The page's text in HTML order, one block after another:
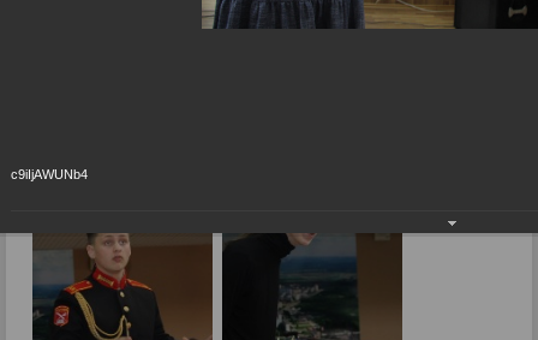
Конкурс чтецов «Живая классика»
c9iIjAWUNb4